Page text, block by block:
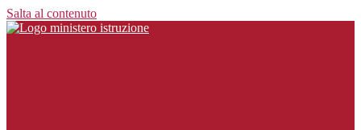
Salta al contenuto